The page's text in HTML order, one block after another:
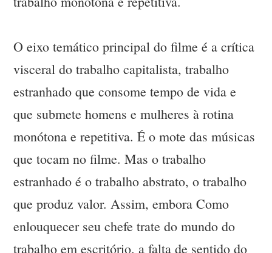
O eixo temático principal do filme é a crítica
visceral do trabalho capitalista, trabalho
estranhado que consome tempo de vida e
que submete homens e mulheres à rotina
monótona e repetitiva. É o mote das músicas
que tocam no filme. Mas o trabalho
estranhado é o trabalho abstrato, o trabalho
que produz valor. Assim, embora Como
enlouquecer seu chefe trate do mundo do
trabalho em escritório, a falta de sentido do